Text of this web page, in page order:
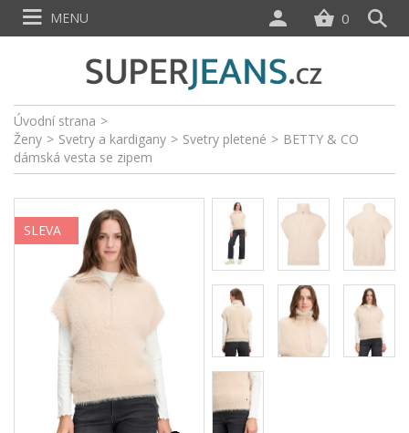
Úvodní strana >
Ženy > Svetry a kardigany > Svetry pletené > BETTY & CO
dámská vesta se zipem
SLEVA
0
MENU